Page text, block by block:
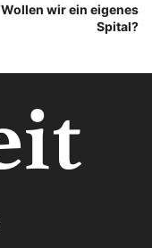
Wollen wir ein eigenes
Spital?